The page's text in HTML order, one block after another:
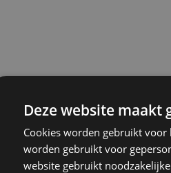
Deze website maakt
Cookies worden gebruikt
worden gebruikt voor
website gebruikt